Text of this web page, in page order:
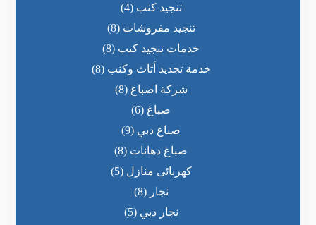
تنجيد كنب (4)
تنجيد مفروشات (8)
خدمات تنجيد كنب (8)
خدمة تجديد أثاث وكنب (8)
شركة اصباغ (8)
صباغ (6)
صباغ دبي (9)
صباغ دهانات (8)
كهربائى منازل (5)
نجار (8)
نجار دبي (5)